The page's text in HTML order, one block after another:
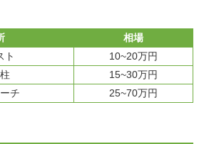
相場
ト
10~20万円
15~30万円
チ
25~70万円